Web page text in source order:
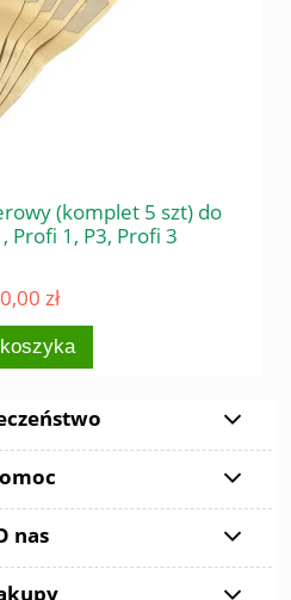
(komplet 5 szt) do
Profi 1, P3, Profi 3
zł
nas